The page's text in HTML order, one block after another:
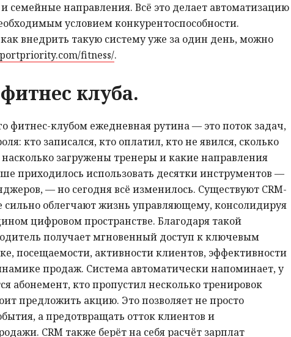
семейные направления. Всё это делает автоматизацию
условием конкурентоспособности.
внедрить такую систему уже за один день, можно
fitness/.
клуба.
фитнес-клубом ежедневная рутина — это поток задач,
кто записался, кто оплатил, кто не явился, сколько
загружены тренеры и какие направления
приходилось использовать десятки инструментов —
— но сегодня всё изменилось. Существуют CRM-
сильно облегчают жизнь управляющему, консолидируя
цифровом пространстве. Благодаря такой
получает мгновенный доступ к ключевым
посещаемости, активности клиентов, эффективности
продаж. Система автоматически напоминает, у
абонемент, кто пропустил несколько тренировок
предложить акцию. Это позволяет не просто
а предотвращать отток клиентов и
CRM также берёт на себя расчёт зарплат